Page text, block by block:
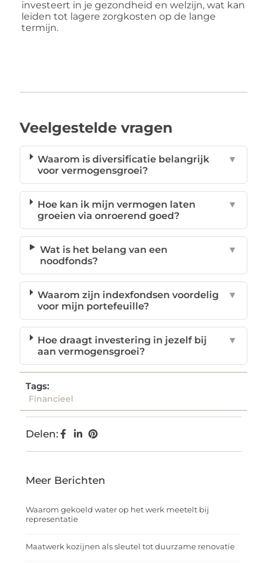
investeert in je gezondheid en welzijn, wat kan
leiden tot lagere zorgkosten op de lange
termijn.
Veelgestelde vragen
Waarom is diversificatie belangrijk
voor vermogensgroei?
▼
Hoe kan ik mijn vermogen laten
groeien via onroerend goed?
▼
Wat is het belang van een
noodfonds?
▼
Waarom zijn indexfondsen voordelig
voor mijn portefeuille?
▼
Hoe draagt investering in jezelf bij
aan vermogensgroei?
▼
Tags:
Financieel
Delen:
Meer Berichten
Waarom gekoeld water op het werk meetelt bij
representatie
Maatwerk kozijnen als sleutel tot duurzame renovatie